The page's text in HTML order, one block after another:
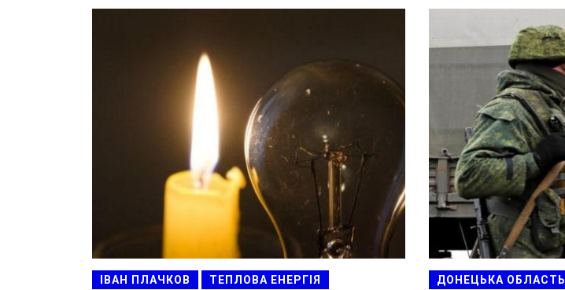
ІВАН ПЛАЧКОВ ТЕПЛОВА ЕНЕРГІЯ ДОНЕЦЬКА ОБЛАСТЬ